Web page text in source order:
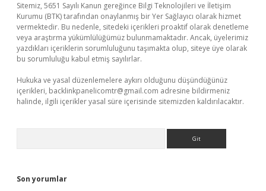
Sitemiz, 5651 Sayılı Kanun gereğince Bilgi Teknolojileri ve İletişim
Kurumu (BTK) tarafından onaylanmış bir Yer Sağlayıcı olarak hizmet
vermektedir. Bu nedenle, sitedeki içerikleri proaktif olarak denetleme
veya araştırma yükümlülüğümüz bulunmamaktadır. Ancak, üyelerimiz
yazdıkları içeriklerin sorumluluğunu taşımakta olup, siteye üye olarak
bu sorumluluğu kabul etmiş sayılırlar.
Hukuka ve yasal düzenlemelere aykırı olduğunu düşündüğünüz
içerikleri, backlinkpanelicomtr@gmail.com adresine bildirmeniz
halinde, ilgili içerikler yasal süre içerisinde sitemizden kaldırılacaktır.
Son yorumlar